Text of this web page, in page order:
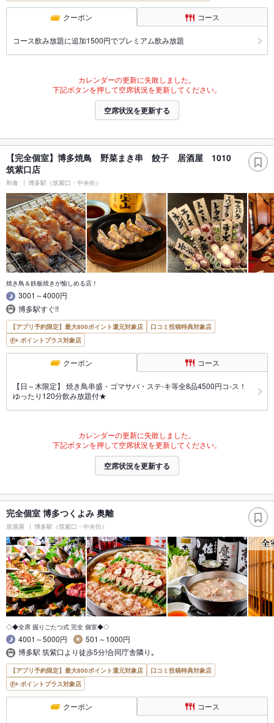
クーポン コース
コース飲み放題に追加1500円でプレミアム飲み放題
カレンダーの更新に失敗しました。
下記ボタンを押して空席状況を更新してください。
空席状況を更新する
【完全個室】博多焼鳥 野菜まき串 餃子 居酒屋 1010
筑紫口店
和食 博多駅（筑紫口・中央街）
焼き鳥＆鉄板焼きが愉しめる店！
3001～4000円
博多駅すぐ!!
【アプリ予約限定】最大800ポイント還元対象店
口コミ投稿特典対象店
ポイントプラス対象店
クーポン コース
【日～木限定】 焼き鳥串盛・ゴマサバ・ステ-キ等全8品4500円コ-ス！
ゆったり120分飲み放題付★
カレンダーの更新に失敗しました。
下記ボタンを押して空席状況を更新してください。
空席状況を更新する
完全個室 博多つくよみ 奥離
居酒屋 博多駅（筑紫口・中央街）
◇◆全席 掘りごたつ式 完全 個室◆◇
4001～5000円
501～1000円
博多駅 筑紫口より徒歩5分!合同庁舎隣り｡
【アプリ予約限定】最大800ポイント還元対象店
口コミ投稿特典対象店
ポイントプラス対象店
クーポン コース